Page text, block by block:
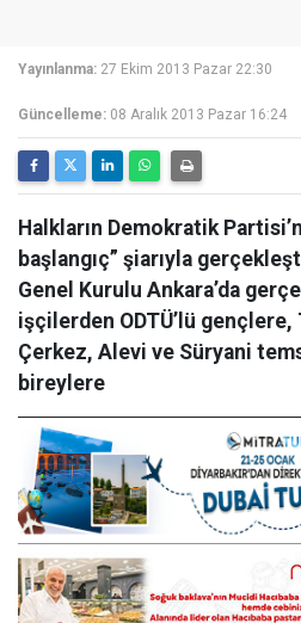
Yayınlanma: 27 Ekim 2013 Pazar 22:30
Güncelleme: 08 Aralık 2013 Pazar 16:24
Halkların Demokratik
başlangıç” şiarıyla
Genel Kurulu Ankara’da
işçilerden ODTÜ’lü
Çerkez, Alevi ve Süryani
bireylere